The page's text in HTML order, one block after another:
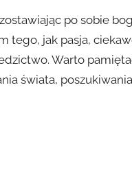
po sobie
tego, jak pasja,
Warto
świata,